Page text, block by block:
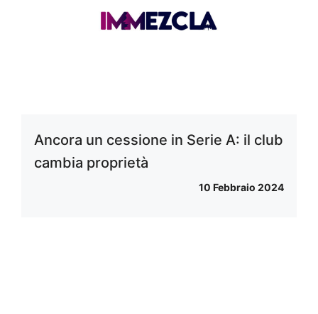
Ancora un cessione in Serie A: il club
cambia proprietà
10 Febbraio 2024